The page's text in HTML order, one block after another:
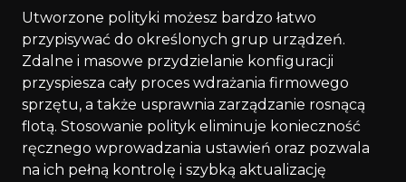
Utworzone polityki możesz bardzo łatwo
przypisywać do określonych grup urządzeń.
Zdalne i masowe przydzielanie konfiguracji
przyspiesza cały proces wdrażania firmowego
sprzętu, a także usprawnia zarządzanie rosnącą
flotą. Stosowanie polityk eliminuje konieczność
ręcznego wprowadzania ustawień oraz pozwala
na ich pełną kontrolę i szybką aktualizację